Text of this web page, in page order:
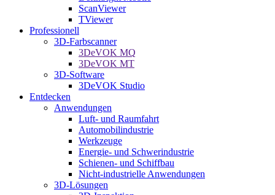
ScanViewer
TViewer
Professionell
3D-Farbscanner
3DeVOK MQ
3DeVOK MT
3D-Software
3DeVOK Studio
Entdecken
Anwendungen
Luft- und Raumfahrt
Automobilindustrie
Werkzeuge
Energie- und Schwerindustrie
Schienen- und Schiffbau
Nicht-industrielle Anwendungen
3D-Lösungen